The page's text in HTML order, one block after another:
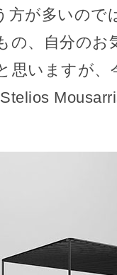
方が多いので
の、自分のお
思いますが